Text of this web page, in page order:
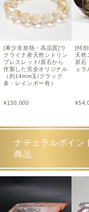
[希少非加熱・高品質]ウ
クライナ産天然シトリン
ブレスレット/原石から
作製した完全オリジナル
（約14mm玉/クラック
多・レインボー有）
¥130,000
[特
天然
原石
ュラ
¥
ナチュラルポイン
商品